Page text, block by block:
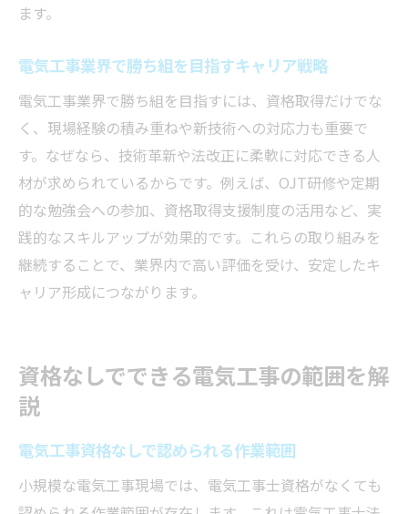
ます。
電気工事業界で勝ち組を目指すキャリア戦略
電気工事業界で勝ち組を目指すには、資格取得だけでな
く、現場経験の積み重ねや新技術への対応力も重要で
す。なぜなら、技術革新や法改正に柔軟に対応できる人
材が求められているからです。例えば、OJT研修や定期
的な勉強会への参加、資格取得支援制度の活用など、実
践的なスキルアップが効果的です。これらの取り組みを
継続することで、業界内で高い評価を受け、安定したキ
ャリア形成につながります。
資格なしでできる電気工事の範囲を解
説
電気工事資格なしで認められる作業範囲
小規模な電気工事現場では、電気工事士資格がなくても